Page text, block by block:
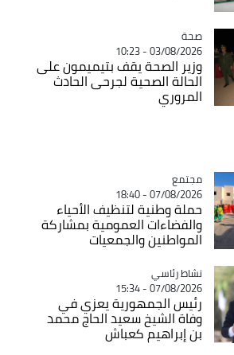
Catégorie
صحة
03/08/2026 - 10:23
وزير الصحة يقف بتيميمون على
الحالة الصحية لجرحى الحادث
المروري
Catégorie
مجتمع
07/08/2026 - 18:40
حملة وطنية لتنظيف الأحياء
والفضاءات العمومية بمشاركة
المواطنين والجمعيات
Catégorie
نشاط رئاسي
07/08/2026 - 15:34
رئيس الجمهورية يعزي في
وفاة الشيخ سعيد الحاج محمد
بن إبراهيم كعباش